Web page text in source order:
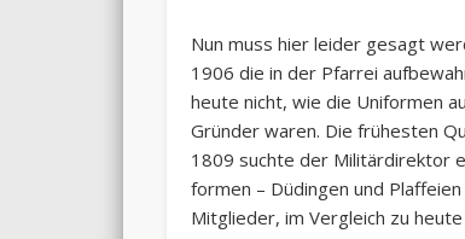
Nun muss hier leider gesagt
1906 die in der Pfarrei
heute nicht, wie die Uniformen
Gründer waren. Die frühesten
1809 suchte der Militärdirektor
formen – Düdingen und
Mitglieder, im Vergleich zu